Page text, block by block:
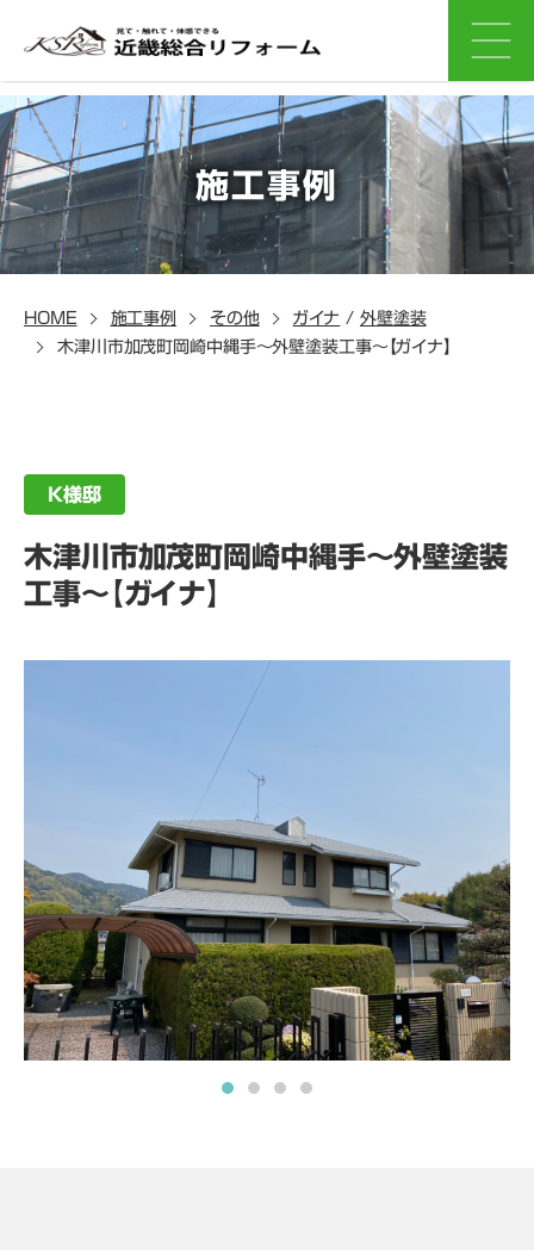
施工事例
HOME 施工事例 その他 ガイナ / 外壁塗装
木津川市加茂町岡崎中縄手～外壁塗装工事～【ガイナ】
K様邸
木津川市加茂町岡崎中縄手～外壁塗装
工事～【ガイナ】